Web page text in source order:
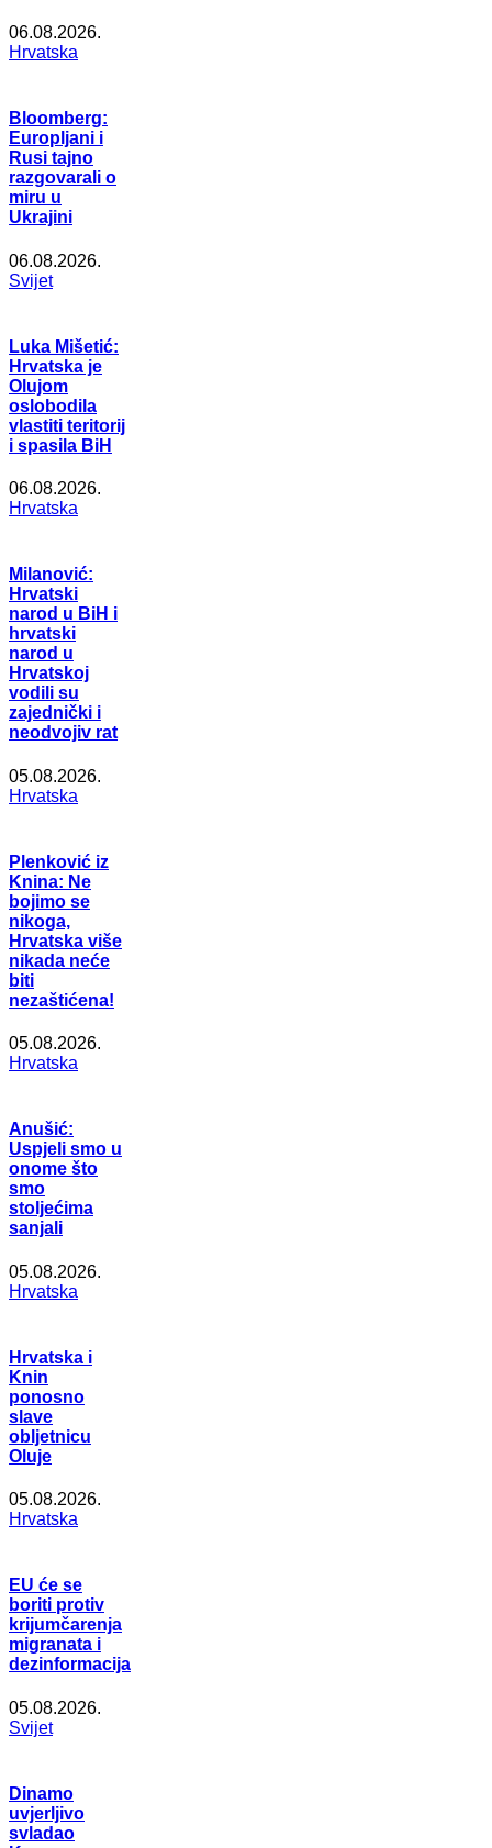
06.08.2026.
Hrvatska
Bloomberg:
Europljani i
Rusi tajno
razgovarali o
miru u
Ukrajini
06.08.2026.
Svijet
Luka Mišetić:
Hrvatska je
Olujom
oslobodila
vlastiti teritorij
i spasila BiH
06.08.2026.
Hrvatska
Milanović:
Hrvatski
narod u BiH i
hrvatski
narod u
Hrvatskoj
vodili su
zajednički i
neodvojiv rat
05.08.2026.
Hrvatska
Plenković iz
Knina: Ne
bojimo se
nikoga,
Hrvatska više
nikada neće
biti
nezaštićena!
05.08.2026.
Hrvatska
Anušić:
Uspjeli smo u
onome što
smo
stoljećima
sanjali
05.08.2026.
Hrvatska
Hrvatska i
Knin
ponosno
slave
obljetnicu
Oluje
05.08.2026.
Hrvatska
EU će se
boriti protiv
krijumčarenja
migranata i
dezinformacija
05.08.2026.
Svijet
Dinamo
uvjerljivo
svladao